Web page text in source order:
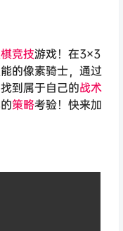
竞技游戏！在3×3
的像素骑士，通过
到属于自己的战术
策略考验！快来加